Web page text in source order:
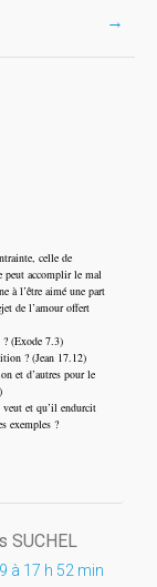
→
celle de
peut accomplir le mal
à l’être aimé une part
de l’amour offert
? (Exode 7.3)
? (Jean 17.12)
et d’autres pour le
et qu’il endurcit
exemples ?
SUCHEL
à 17 h 52 min